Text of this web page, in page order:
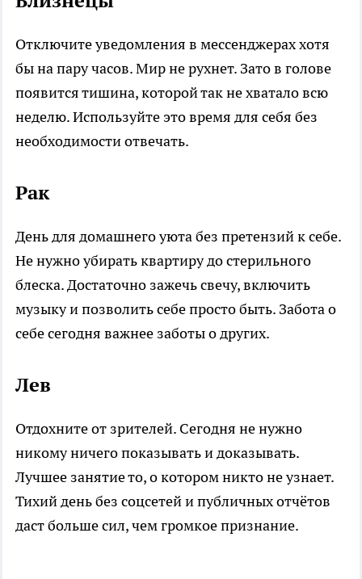
Отключите уведомления в мессенджерах хотя
бы на пару часов. Мир не рухнет. Зато в голове
появится тишина, которой так не хватало всю
неделю. Используйте это время для себя без
необходимости отвечать.
Рак
День для домашнего уюта без претензий к себе.
Не нужно убирать квартиру до стерильного
блеска. Достаточно зажечь свечу, включить
музыку и позволить себе просто быть. Забота о
себе сегодня важнее заботы о других.
Лев
Отдохните от зрителей. Сегодня не нужно
никому ничего показывать и доказывать.
Лучшее занятие то, о котором никто не узнает.
Тихий день без соцсетей и публичных отчётов
даст больше сил, чем громкое признание.